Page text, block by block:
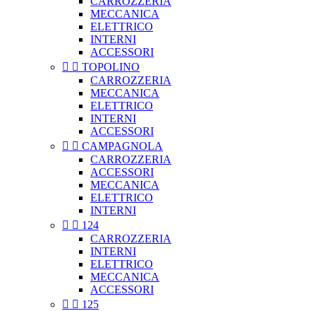
MECCANICA
ELETTRICO
INTERNI
ACCESSORI
  TOPOLINO
CARROZZERIA
MECCANICA
ELETTRICO
INTERNI
ACCESSORI
  CAMPAGNOLA
CARROZZERIA
ACCESSORI
MECCANICA
ELETTRICO
INTERNI
  124
CARROZZERIA
INTERNI
ELETTRICO
MECCANICA
ACCESSORI
  125